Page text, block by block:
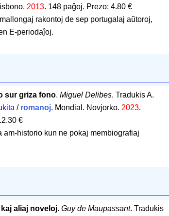
2013. 148 paĝoj. Prezo: 4.80 €
rakontoj de sep portugalaj aŭtoroj,
E-periodaĵoj.
sur griza fono. Miguel Delibes. Tradukis A.
/ romanoj. Mondial. Novjorko. 2023.
€
am-historio kun ne pokaj membiografiaj
aliaj noveloj.Guy de Maupassant. Tradukis